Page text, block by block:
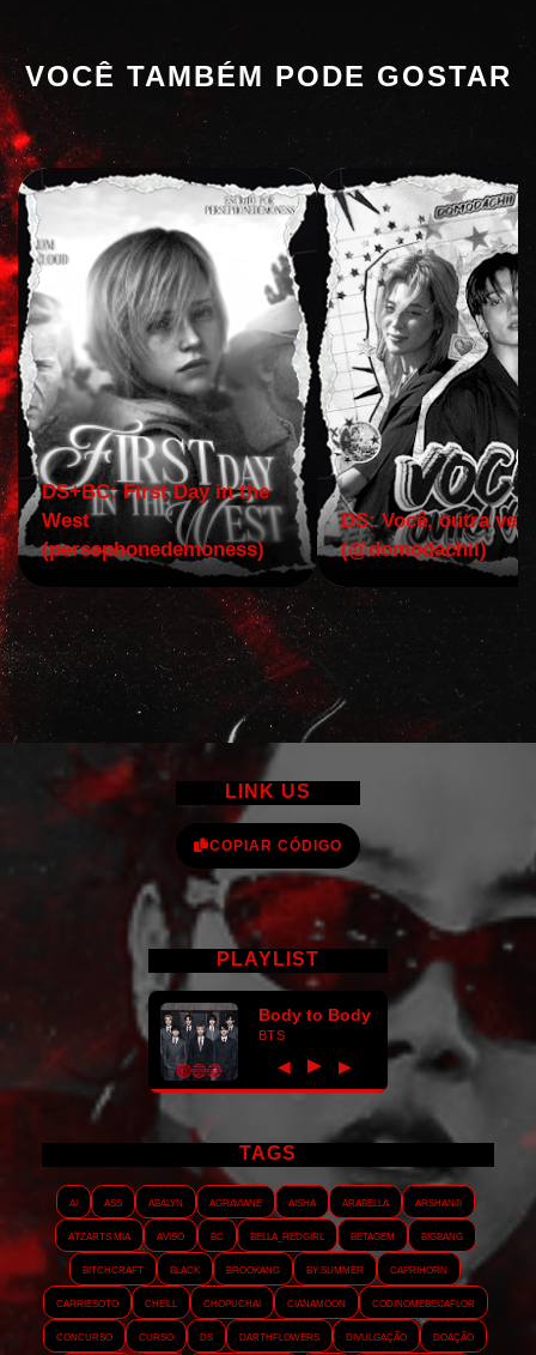
VOCÊ TAMBÉM PODE GOSTAR
DS+BC: First Day in the
West
(persephonedemoness)
DS: Você, outra vez!
(@domodachii)
LINK US
COPIAR CÓDIGO
PLAYLIST
Body to Body
BTS
◀ ► ▶
TAGS
AI ASS Abalyn Agraviane Aisha Arabella
Arshanji
Atzarts Mia
Aviso BC Bella_RedGirl Betagem
Bigbang
Bitchcraft
Black Brookang By.summer
Caprihorn
Carriesoto
Cheill Chopuchai Cianamoon
Codinomebeijaflor
Concurso
Curso DS Darthflowers Divulgação Doação